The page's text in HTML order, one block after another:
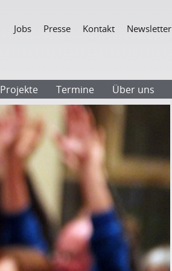
Navigation
Jobs Presse Kontakt Newsletter
Projekte Termine Über uns